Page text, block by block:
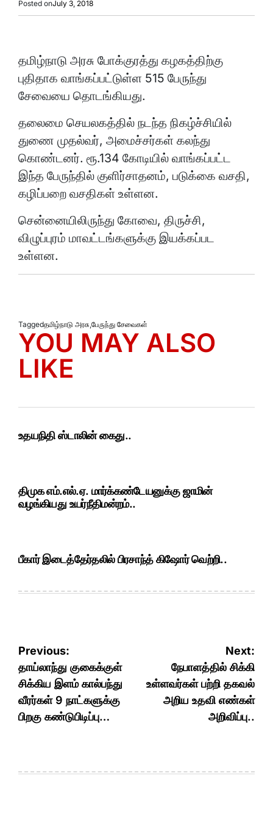
Posted onJuly 3, 2018
தமிழ்நாடு அரசு போக்குரத்து கழகத்திற்கு
புதிதாக வாங்கப்பட்டுள்ள 515 பேருந்து
சேவையை தொடங்கியது.
தலைமை செயலகத்தில் நடந்த நிகழ்ச்சியில்
துணை முதல்வர், அமைச்சர்கள் கலந்து
கொண்டனர். ரூ.134 கோடியில் வாங்கப்பட்ட
இந்த பேருந்தில் குளிர்சாதனம், படுக்கை வசதி,
கழிப்பறை வசதிகள் உள்ளன.
சென்னையிலிருந்து கோவை, திருச்சி,
விழுப்புரம் மாவட்டங்களுக்கு இயக்கப்பட
உள்ளன.
Taggedதமிழ்நாடு அரசு பேருந்து சேவைகள்
YOU MAY ALSO
LIKE
உதயநிதி ஸ்டாலின் கைது..
திமுக எம்.எல்.ஏ. மார்க்கண்டேயனுக்கு ஜாமின்
வழங்கியது உயர்நீதிமன்றம்..
பீகார் இடைத்தேர்தலில் பிரசாந்த் கிஷோர் வெற்றி..
Post
navigation
Previous:
தாய்லாந்து குகைக்குள்
சிக்கிய இளம் கால்பந்து
வீரர்கள் 9 நாட்களுக்கு
பிறகு கண்டுபிடிப்பு…
Next:
நேபாளத்தில் சிக்கி
உள்ளவர்கள் பற்றி தகவல்
அறிய உதவி எண்கள்
அறிவிப்பு..